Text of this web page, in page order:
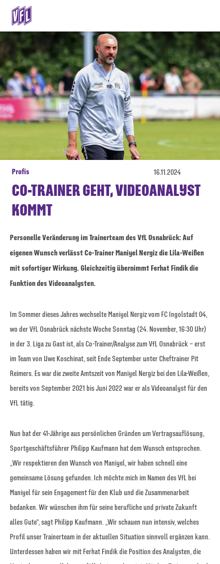
Profis 16.11.2024
CO-TRAINER GEHT, VIDEOANALYST
KOMMT
Personelle Veränderung im Trainerteam des VfL Osnabrück: Auf
eigenen Wunsch verlässt Co-Trainer Maniyel Nergiz die Lila-Weißen
mit sofortiger Wirkung. Gleichzeitig übernimmt Ferhat Findik die
Funktion des Videoanalysten.
Im Sommer dieses Jahres wechselte Maniyel Nergiz vom FC Ingolstadt 04,
wo der VfL Osnabrück nächste Woche Sonntag (24. November, 16:30 Uhr)
in der 3. Liga zu Gast ist, als Co-Trainer/Analyse zum VfL Osnabrück – erst
im Team von Uwe Koschinat, seit Ende September unter Cheftrainer Pit
Reimers. Es war die zweite Amtszeit von Maniyel Nergiz bei den Lila-Weißen,
bereits von September 2021 bis Juni 2022 war er als Videoanalyst für den
VfL tätig.
Nun bat der 41-Jährige aus persönlichen Gründen um Vertragsauflösung,
Sportgeschäftsführer Philipp Kaufmann hat dem Wunsch entsprochen.
„Wir respektieren den Wunsch von Maniyel, wir haben schnell eine
gemeinsame Lösung gefunden. Ich möchte mich im Namen des VfL bei
Maniyel für sein Engagement für den Klub und die Zusammenarbeit
bedanken. Wir wünschen ihm für seine berufliche und private Zukunft
alles Gute“, sagt Philipp Kaufmann. „Wir schauen nun intensiv, welches
Profil unser Trainerteam in der aktuellen Situation sinnvoll ergänzen kann.
Unterdessen haben wir mit Ferhat Findik die Position des Analysten, die